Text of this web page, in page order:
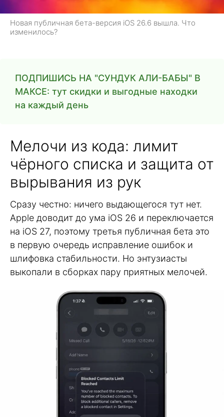
Новая публичная бета-версия iOS 26.6 вышла. Что
изменилось?
ПОДПИШИСЬ НА "СУНДУК АЛИ-БАБЫ" В
МАКСЕ: тут скидки и выгодные находки
на каждый день
Мелочи из кода: лимит
чёрного списка и защита от
вырывания из рук
Сразу честно: ничего выдающегося тут нет.
Apple доводит до ума iOS 26 и переключается
на iOS 27, поэтому третья публичная бета это
в первую очередь исправление ошибок и
шлифовка стабильности. Но энтузиасты
выкопали в сборках пару приятных мелочей.